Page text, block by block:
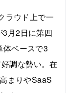
ラウド上で一
3月2日に第四
体ベースで3
調な勢い。在
まりやSaaS